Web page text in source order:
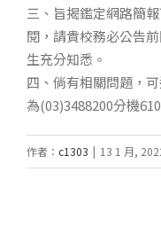
三、旨揭鑑定網路簡
閱，請貴校務必公告
生充分知悉。
四、倘有相關問題，
為(03)3488200分機
作者： c1303 | 13 1 月,